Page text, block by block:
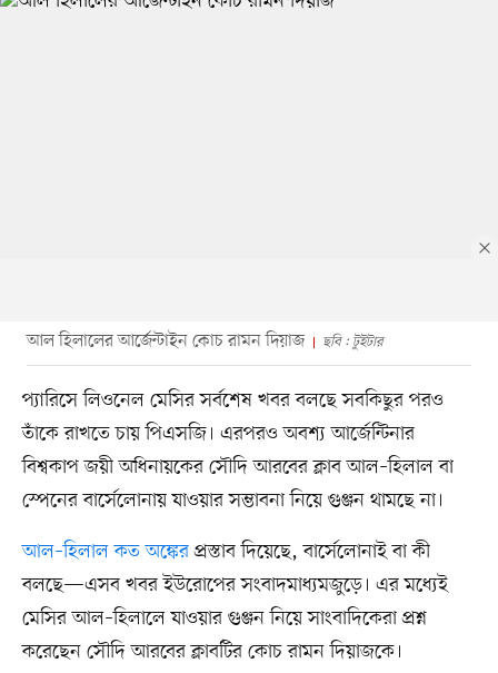
আল হিলালের আর্জেন্টাইন কোচ রামন দিয়াজ ছবি : টুইটার
প্যারিসে লিওনেল মেসির সর্বশেষ খবর বলছে সবকিছুর পরও
তাঁকে রাখতে চায় পিএসজি। এরপরও অবশ্য আর্জেন্টিনার
বিশ্বকাপ জয়ী অধিনায়কের সৌদি আরবের ক্লাব আল–হিলাল বা
স্পেনের বার্সেলোনায় যাওয়ার সম্ভাবনা নিয়ে গুঞ্জন থামছে না।
আল–হিলাল কত অঙ্কেরপ্রস্তাব দিয়েছে, বার্সেলোনাই বা কী
বলছে—এসব খবর ইউরোপের সংবাদমাধ্যমজুড়ে। এর মধ্যেই
মেসির আল–হিলালে যাওয়ার গুঞ্জন নিয়ে সাংবাদিকেরা প্রশ্ন
করেছেন সৌদি আরবের ক্লাবটির কোচ রামন দিয়াজকে।